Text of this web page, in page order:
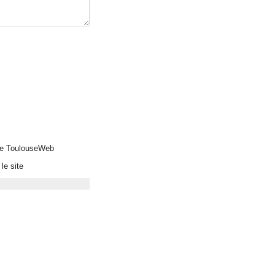
ToulouseWeb
le site